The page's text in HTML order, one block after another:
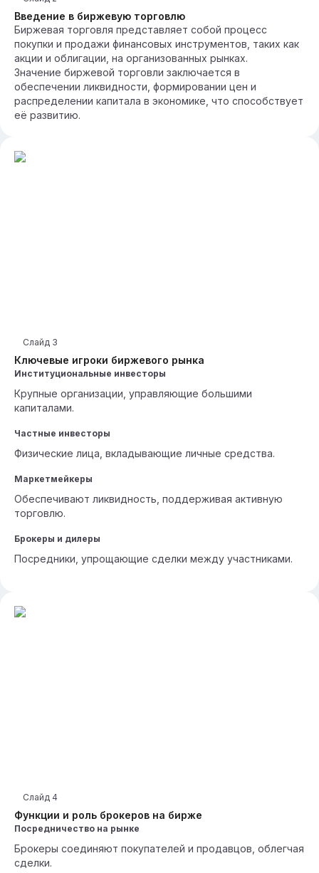
Введение в биржевую торговлю
Биржевая торговля представляет собой процесс
покупки и продажи финансовых инструментов, таких как
акции и облигации, на организованных рынках.
Значение биржевой торговли заключается в
обеспечении ликвидности, формировании цен и
распределении капитала в экономике, что способствует
её развитию.
Ключевые игроки биржевого рынка
Слайд 3
Институциональные инвесторы
Крупные организации, управляющие большими
капиталами.
Частные инвесторы
Физические лица, вкладывающие личные средства.
Маркетмейкеры
Обеспечивают ликвидность, поддерживая активную
торговлю.
Брокеры и дилеры
Посредники, упрощающие сделки между участниками.
Функции и роль брокеров на бирже
Слайд 4
Посредничество на рынке
Брокеры соединяют покупателей и продавцов, облегчая
сделки.